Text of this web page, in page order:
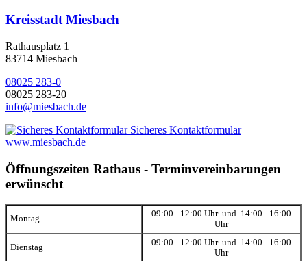
Kreisstadt Miesbach
Rathausplatz 1
83714 Miesbach
08025 283-0
08025 283-20
info@miesbach.de
Sicheres Kontaktformular
www.miesbach.de
Öffnungszeiten Rathaus - Terminvereinbarungen
erwünscht
Montag
09:00 - 12:00 Uhr und 14:00 - 16:00
Uhr
Dienstag
09:00 - 12:00 Uhr und 14:00 - 16:00
Uhr